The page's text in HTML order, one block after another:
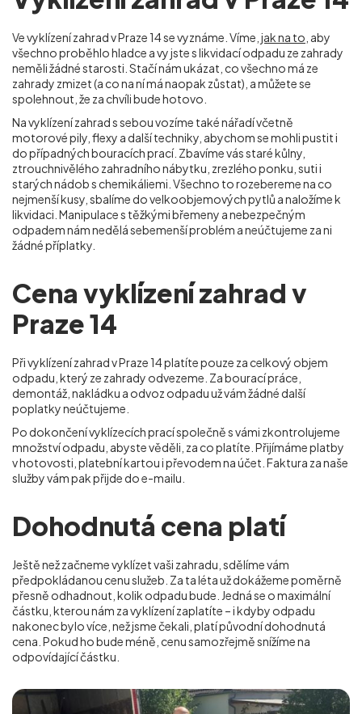
Ve vyklízení zahrad v Praze 14se vyznáme. Víme, jak na to , aby
všechno proběhlo hladce a vy jste s likvidací odpadu ze zahrady
neměli žádné starosti. Stačí nám ukázat, co všechno má ze
zahrady zmizet (a co na ní má naopak zůstat), a můžete se
spolehnout, že za chvíli bude hotovo.
Na vyklízení zahrad s sebou vozíme také nářadí včetně
motorové pily, flexy a další techniky, abychom se mohli pustit i
do případných bouracích prací. Zbavíme vás staré kůlny,
ztrouchnivělého zahradního nábytku, zrezlého ponku, suti i
starých nádob s chemikáliemi. Všechno to rozebereme na co
nejmenší kusy, sbalíme do velkoobjemových pytlů a naložíme k
likvidaci. Manipulace s těžkými břemeny a nebezpečným
odpadem nám nedělá sebemenší problém a neúčtujeme za ni
žádné příplatky.
Cena vyklízení zahrad v
Praze 14
Při vyklízení zahrad v Praze 14platíte pouze za celkový objem
odpadu, který ze zahrady odvezeme. Za bourací práce,
demontáž, nakládku a odvoz odpadu už vám žádné další
poplatky neúčtujeme.
Po dokončení vyklízecích prací společně s vámi zkontrolujeme
množství odpadu, abyste věděli, za co platíte. Přijímáme platby
v hotovosti, platební kartou i převodem na účet. Faktura za naše
služby vám pak přijde do e-mailu.
Dohodnutá cena platí
Ještě než začneme vyklízet vaši zahradu, sdělíme vám
předpokládanou cenu služeb. Za ta léta už dokážeme poměrně
přesně odhadnout, kolik odpadu bude. Jedná se o maximální
částku, kterou nám za vyklízení zaplatíte – i kdyby odpadu
nakonec bylo více, než jsme čekali, platí původní dohodnutá
cena. Pokud ho bude méně, cenu samozřejmě snížíme na
odpovídající částku.